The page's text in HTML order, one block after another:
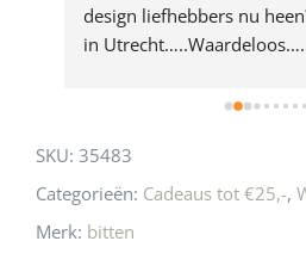
design liefhebbers nu
in
SKU: 35483
Categorieën: Cadeaus tot €25,-,
Merk: bitten